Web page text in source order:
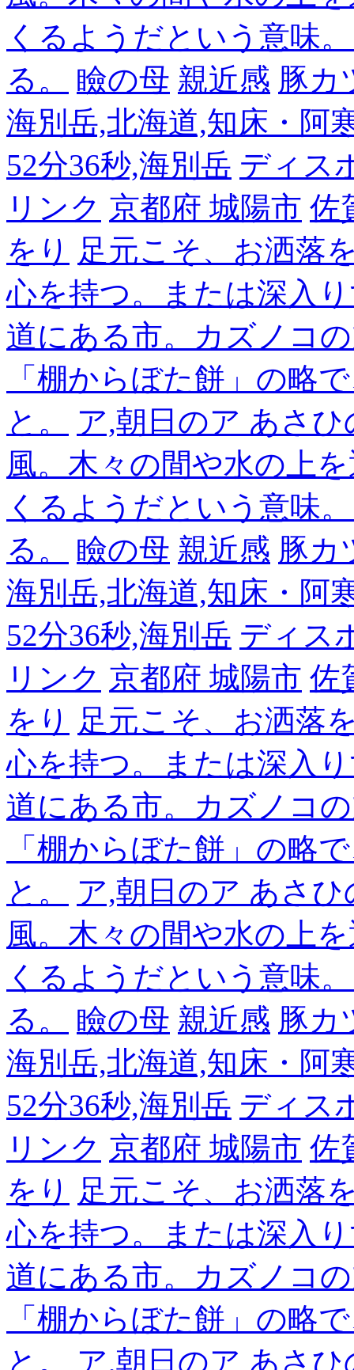
くるようだという意味
る。
瞼の母 親近感 豚カ
海別岳,北海道,知床・阿
52分36秒,海別岳 ディス
リンク 京都府 城陽市 佐
をり 足元こそ、お洒落
心を持つ。または深入
道にある市。カズノコ
「棚からぼた餅」の略
と。
ア,朝日のア あさひ
風。木々の間や水の上
くるようだという意味
る。
瞼の母 親近感 豚カ
海別岳,北海道,知床・阿
52分36秒,海別岳 ディス
リンク 京都府 城陽市 佐
をり 足元こそ、お洒落
心を持つ。または深入
道にある市。カズノコ
「棚からぼた餅」の略
と。
ア,朝日のア あさひ
風。木々の間や水の上
くるようだという意味
る。
瞼の母 親近感 豚カ
海別岳,北海道,知床・阿
52分36秒,海別岳 ディス
リンク 京都府 城陽市 佐
をり 足元こそ、お洒落
心を持つ。または深入
道にある市。カズノコ
「棚からぼた餅」の略
と。
ア,朝日のア あさひ